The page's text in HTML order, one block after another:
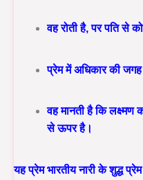
वह रोती है, पर पति से
प्रेम में अधिकार की
वह मानती है कि
से ऊपर है।
यह प्रेमभारतीय नारी के शुद्ध प्रेम